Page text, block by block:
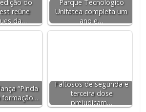
do
reúne
da…
Parque Tecnológico
Unifatea completa um
ano e…
“Pinda
formação…
Faltosos de segunda e
terceira dose
prejudicam…